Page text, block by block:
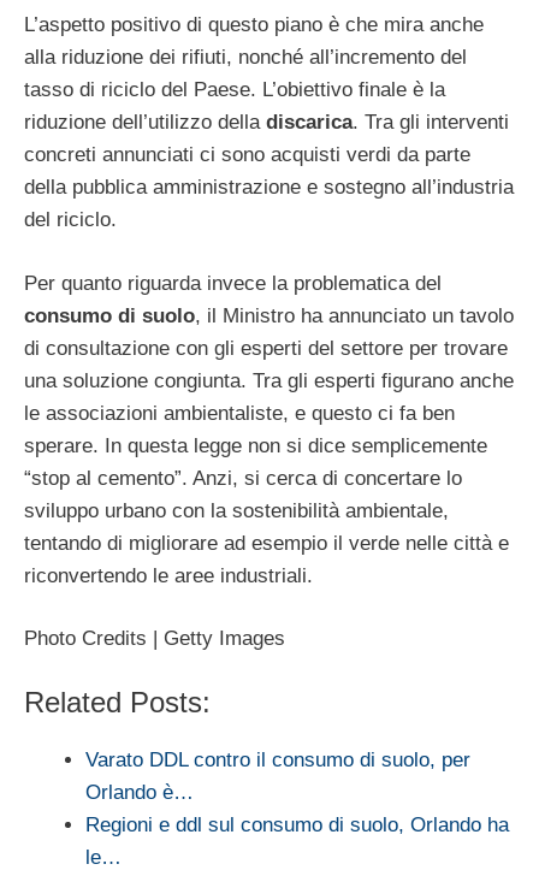
L’aspetto positivo di questo piano è che mira anche
alla riduzione dei rifiuti, nonché all’incremento del
tasso di riciclo del Paese. L’obiettivo finale è la
riduzione dell’utilizzo della discarica. Tra gli interventi
concreti annunciati ci sono acquisti verdi da parte
della pubblica amministrazione e sostegno all’industria
del riciclo.
Per quanto riguarda invece la problematica del
consumo di suolo, il Ministro ha annunciato un tavolo
di consultazione con gli esperti del settore per trovare
una soluzione congiunta. Tra gli esperti figurano anche
le associazioni ambientaliste, e questo ci fa ben
sperare. In questa legge non si dice semplicemente
“stop al cemento”. Anzi, si cerca di concertare lo
sviluppo urbano con la sostenibilità ambientale,
tentando di migliorare ad esempio il verde nelle città e
riconvertendo le aree industriali.
Photo Credits | Getty Images
Related Posts:
Varato DDL contro il consumo di suolo, per
Orlando è…
Regioni e ddl sul consumo di suolo, Orlando ha
le…